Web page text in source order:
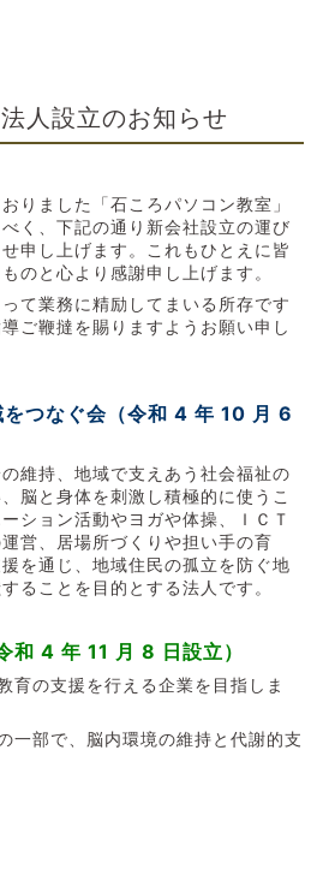
法人設立のお知らせ
りました「石ころパソコン教室」
く、下記の通り新会社設立の運び
申し上げます。これもひとえに皆
のと心より感謝申し上げます。
て業務に精励してまいる所存です
ご鞭撻を賜りますようお願い申し
つなぐ会（令和 4 年 10 月 6
維持、地域で支えあう社会福祉の
脳と身体を刺激し積極的に使うこ
ション活動やヨガや体操、ＩＣＴ
営、居場所づくりや担い手の育
を通じ、地域住民の孤立を防ぐ地
ることを目的とする法人です。
和 4 年 11 月 8 日設立）
育の支援を行える企業を目指しま
一部で、脳内環境の維持と代謝的支